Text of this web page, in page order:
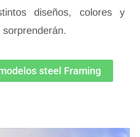
diseños, colores y
steel Framing